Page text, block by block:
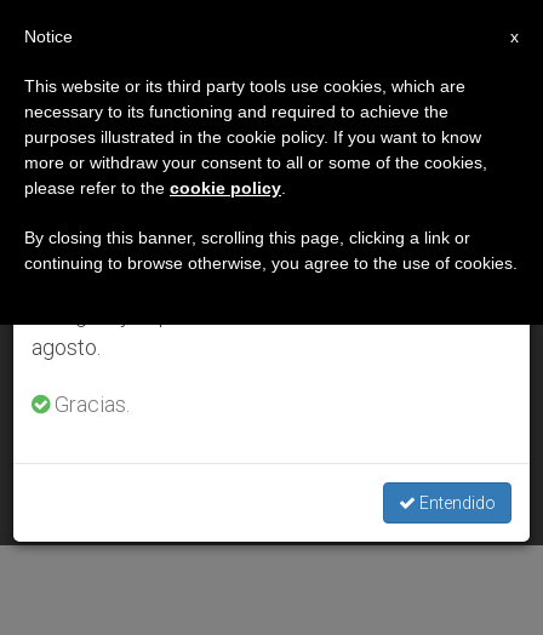
DÍA
Abril 15th, 2014
ÚLTIMAS NOTICIAS
'"One of us" es la voz de los más débiles ante las
APR 15, 2014 00:00
×
Aviso importante
Del 27 de julio al 7 de agosto haremos la pausa
anual, aprovechando que en el periodo de verano
se generan menos informaciones y también el
agosto.
Gracias.
Entendido
x
Notice
This website or its third party tools use cookies, which are
necessary to its functioning and required to achieve the
purposes illustrated in the cookie policy. If you want to know
more or withdraw your consent to all or some of the cookies,
please refer to the cookie policy
By closing this banner, scrolling this page, clicking a link or
continuing to browse otherwise, you agree to the use of cookies.